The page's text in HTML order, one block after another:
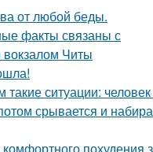
от любой беды.
факты связаны с
Читы
ситуации:
срывается и